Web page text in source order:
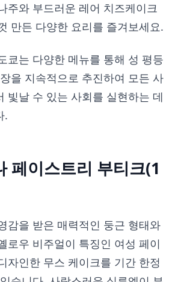
주와 부드러운 레어 치즈케이크
만든 다양한 요리를 즐겨보세요.
쿄는 다양한 메뉴를 통해 성 평등
을 지속적으로 추진하여 모든 사
빛날 수 있는 사회를 실현하는 데
.
페이스트리 부티크(1
감을 받은 매력적인 둥근 형태와
로우 비주얼이 특징인 여성 페이
자인한 무스 케이크를 기간 한정